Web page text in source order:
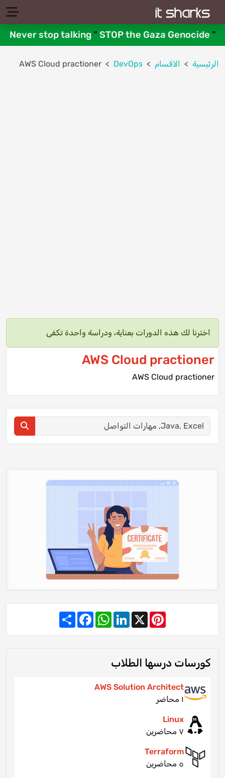
Never stop talking " STOP the Gaza Genocide "
الرئيسية الاقسام DevOps
AWS Cloud practioner
AWS Cloud practioner
AWS Cloud practioner
اخترنا لك هذه الدورات بعناية، ودراسة واحدة تكفى
Share
Facebook
WhatsAppLinkedIn X
Pinterest
كورسات درسها الطلاب
AWS Solution Architect
١ محاضر
Linux
٧ محاضرين
Terraform
٥ محاضرين